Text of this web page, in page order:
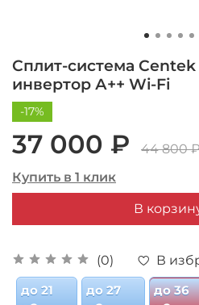
Сплит-система Centek
инвертор А++ Wi-Fi
(0)
В
до 21
до 27
до 36
-17%
37 000 ₽
44 800
Купить в 1 клик
В